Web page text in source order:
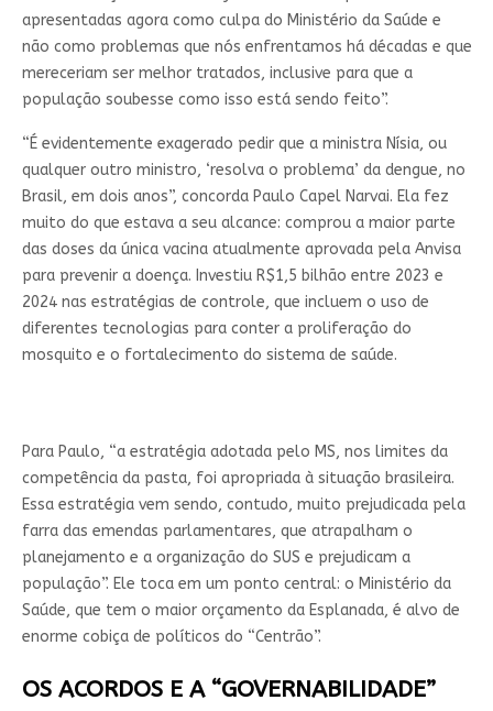
apresentadas agora como culpa do Ministério da Saúde e
não como problemas que nós enfrentamos há décadas e que
mereceriam ser melhor tratados, inclusive para que a
população soubesse como isso está sendo feito”.
“É evidentemente exagerado pedir que a ministra Nísia, ou
qualquer outro ministro, ‘resolva o problema’ da dengue, no
Brasil, em dois anos”, concorda Paulo Capel Narvai. Ela fez
muito do que estava a seu alcance: comprou a maior parte
das doses da única vacina atualmente aprovada pela Anvisa
para prevenir a doença. Investiu R$1,5 bilhão entre 2023 e
2024 nas estratégias de controle, que incluem o uso de
diferentes tecnologias para conter a proliferação do
mosquito e o fortalecimento do sistema de saúde.
Para Paulo, “a estratégia adotada pelo MS, nos limites da
competência da pasta, foi apropriada à situação brasileira.
Essa estratégia vem sendo, contudo, muito prejudicada pela
farra das emendas parlamentares, que atrapalham o
planejamento e a organização do SUS e prejudicam a
população”. Ele toca em um ponto central: o Ministério da
Saúde, que tem o maior orçamento da Esplanada, é alvo de
enorme cobiça de políticos do “Centrão”.
OS ACORDOS E A “GOVERNABILIDADE”